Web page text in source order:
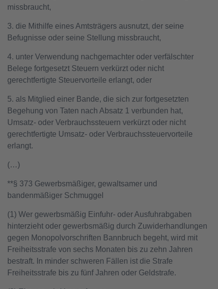
missbraucht,
3. die Mithilfe eines Amtsträgers ausnutzt, der seine
Befugnisse oder seine Stellung missbraucht,
4. unter Verwendung nachgemachter oder verfälschter
Belege fortgesetzt Steuern verkürzt oder nicht
gerechtfertigte Steuervorteile erlangt, oder
5. als Mitglied einer Bande, die sich zur fortgesetzten
Begehung von Taten nach Absatz 1 verbunden hat,
Umsatz- oder Verbrauchssteuern verkürzt oder nicht
gerechtfertigte Umsatz- oder Verbrauchssteuervorteile
erlangt.
(…)
**§ 373 Gewerbsmäßiger, gewaltsamer und
bandenmäßiger Schmuggel
(1) Wer gewerbsmäßig Einfuhr- oder Ausfuhrabgaben
hinterzieht oder gewerbsmäßig durch Zuwiderhandlungen
gegen Monopolvorschriften Bannbruch begeht, wird mit
Freiheitsstrafe von sechs Monaten bis zu zehn Jahren
bestraft. In minder schweren Fällen ist die Strafe
Freiheitsstrafe bis zu fünf Jahren oder Geldstrafe.